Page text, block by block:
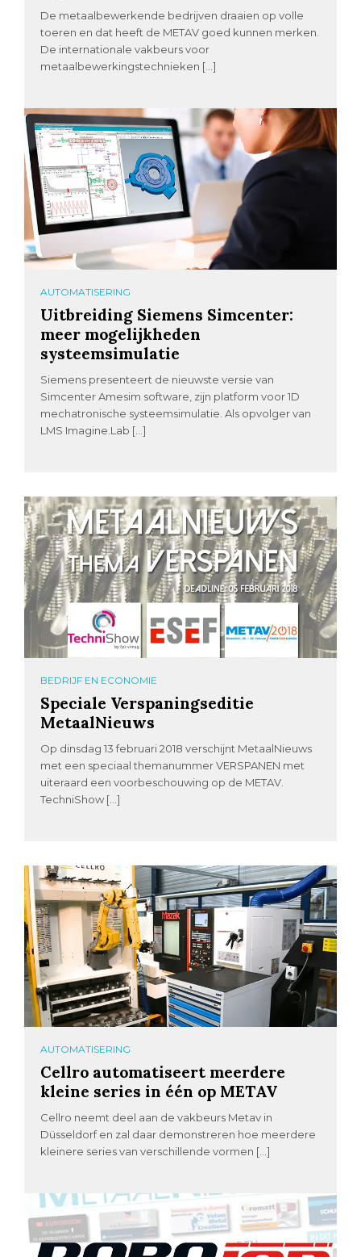
De metaalbewerkende bedrijven draaien op volle
toeren en dat heeft de METAV goed kunnen merken.
De internationale vakbeurs voor
metaalbewerkingstechnieken […]
AUTOMATISERING
Uitbreiding Siemens Simcenter:
meer mogelijkheden
systeemsimulatie
Siemens presenteert de nieuwste versie van
Simcenter Amesim software, zijn platform voor 1D
mechatronische systeemsimulatie. Als opvolger van
LMS Imagine.Lab […]
BEDRIJF EN ECONOMIE
Speciale Verspaningseditie
MetaalNieuws
Op dinsdag 13 februari 2018 verschijnt MetaalNieuws
met een speciaal themanummer VERSPANEN met
uiteraard een voorbeschouwing op de METAV.
TechniShow […]
AUTOMATISERING
Cellro automatiseert meerdere
kleine series in één op METAV
Cellro neemt deel aan de vakbeurs Metav in
Düsseldorf en zal daar demonstreren hoe meerdere
kleinere series van verschillende vormen […]